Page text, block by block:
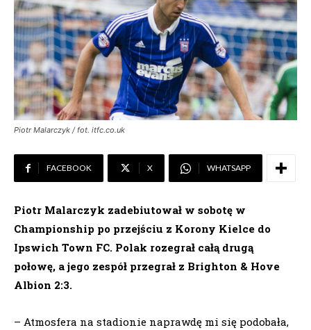
Piotr Malarczyk / fot. itfc.co.uk
FACEBOOK X WHATSAPP
Piotr Malarczyk zadebiutował w sobotę w
Championship po przejściu z Korony Kielce do
Ipswich Town FC. Polak rozegrał całą drugą
połowę, a jego zespół przegrał z Brighton & Hove
Albion 2:3.
– Atmosfera na stadionie naprawdę mi się podobała,